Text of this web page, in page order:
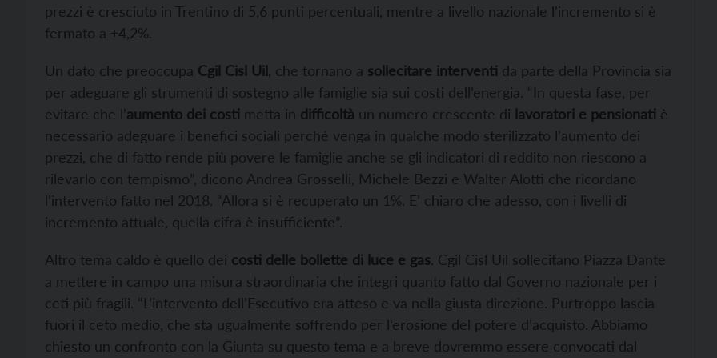
prezzi è cresciuto in Trentino di 5,6 punti percentuali, mentre a livello nazionale l’incremento si è
fermato a +4,2%.
Un dato che preoccupa Cgil Cisl Uil , che tornano a sollecitare interventi da parte della Provincia sia
per adeguare gli strumenti di sostegno alle famiglie sia sui costi dell’energia. “In questa fase, per
evitare che l’aumento dei costi metta in difficoltà un numero crescente di lavoratori e pensionati è
necessario adeguare i benefici sociali perché venga in qualche modo sterilizzato l’aumento dei
prezzi, che di fatto rende più povere le famiglie anche se gli indicatori di reddito non riescono a
rilevarlo con tempismo”, dicono Andrea Grosselli, Michele Bezzi e Walter Alotti che ricordano
l’intervento fatto nel 2018. “Allora si è recuperato un 1%. E’ chiaro che adesso, con i livelli di
incremento attuale, quella cifra è insufficiente”.
Altro tema caldo è quello dei costi delle bollette di luce e gas. Cgil Cisl Uil sollecitano Piazza Dante
a mettere in campo una misura straordinaria che integri quanto fatto dal Governo nazionale per i
ceti più fragili. “L’intervento dell’Esecutivo era atteso e va nella giusta direzione. Purtroppo lascia
fuori il ceto medio, che sta ugualmente soffrendo per l’erosione del potere d’acquisto. Abbiamo
chiesto un confronto con la Giunta su questo tema e a breve dovremmo essere convocati dal